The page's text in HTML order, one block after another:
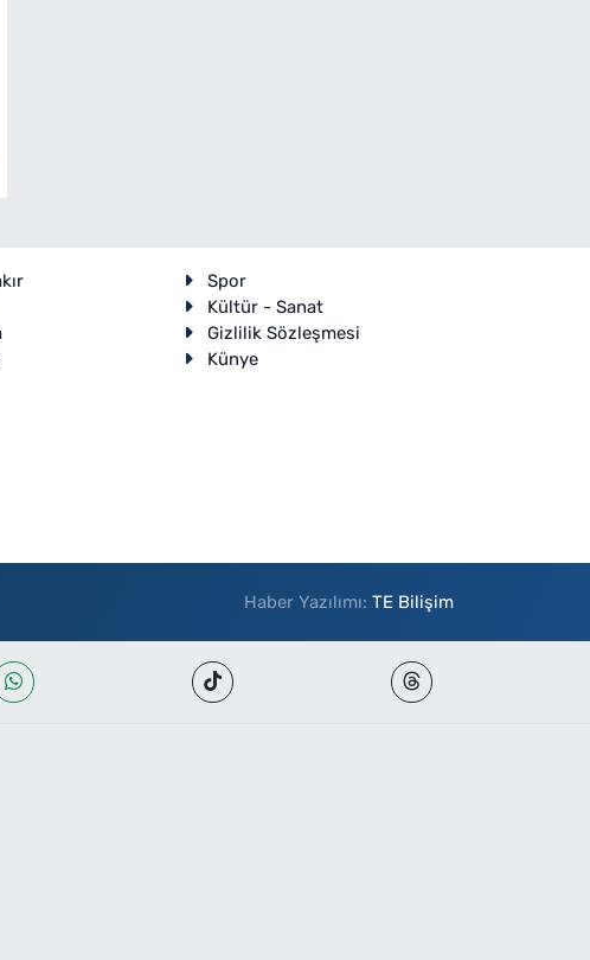
Spor
Kültür - Sanat
Gizlilik Sözleşmesi
Künye
Haber Yazılımı:TE Bilişim